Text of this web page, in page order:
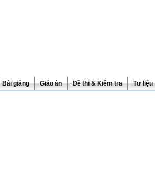
Bài giảng Giáo án Đề thi & Kiểm tra Tư liệu